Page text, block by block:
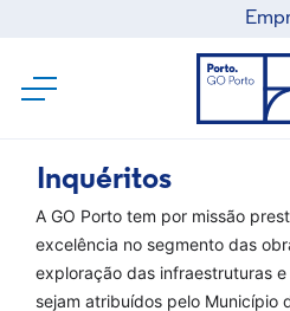
SRU
Inquéritos
A GO Porto tem por missão
excelência no segmento das
exploração das infraestruturas
sejam atribuídos pelo Município